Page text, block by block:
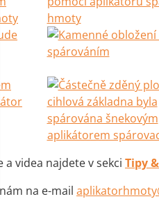
a videa najdete v sekci Tipy
na e-mail